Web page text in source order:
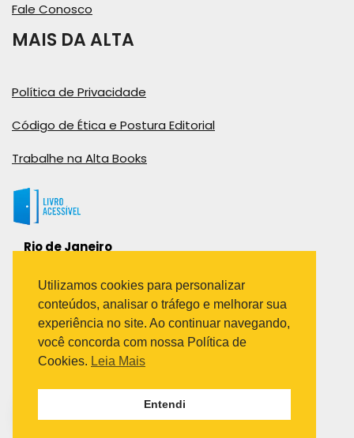
Fale Conosco
MAIS DA ALTA
Política de Privacidade
Código de Ética e Postura Editorial
Trabalhe na Alta Books
Rio de Janeiro
Bairro Industrial do Jacaré
Rio de Janeiro – RJ – CEP: 20970-031
Telefone:
(21) 3278-8069
(21) 3995-7512
Avenida Paulista 1636 / sala 1407
Utilizamos cookies para personalizar
conteúdos, analisar o tráfego e melhorar sua
experiência no site. Ao continuar navegando,
você concorda com nossa Política de
Cookies. Leia Mais
Entendi